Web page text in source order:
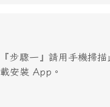
『步驟一』請用手機掃
載安裝 App。